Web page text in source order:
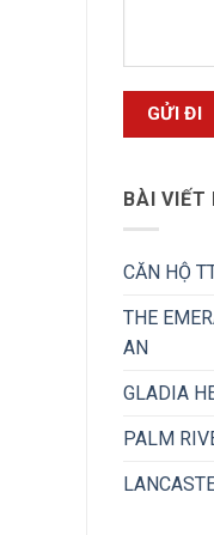
BÀI VIẾT
CĂN HỘ
THE
AN
GLADIA
PALM